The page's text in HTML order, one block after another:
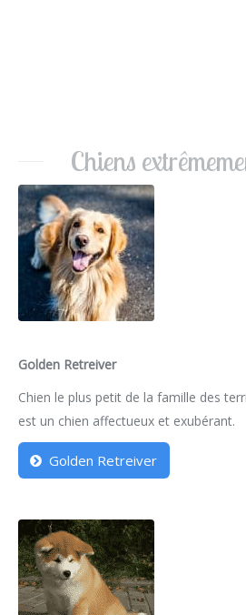
Chiens
Golden Retreiver
Chien le plus petit de la famille des
est un chien affectueux et exubérant.
Golden Retreiver